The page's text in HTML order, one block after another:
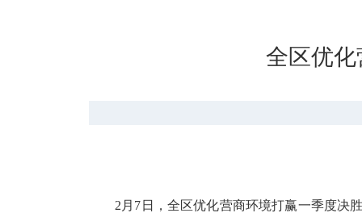
全区优
2月7日，全区优化营商环境打赢一季度决